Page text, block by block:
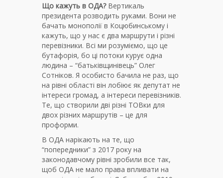
Що кажуть в ОДА? Вертикаль
президента розводить руками. Вони не
бачать монополії в Коцюбинському і
кажуть, що у нас є два маршрути і різні
перевізники. Всі ми розуміємо, що це
бутафорія, бо ці потоки курує одна
людина – “батьківщинівець” Олег
Сотніков. Я особисто бачила не раз, що
на рівні області він лобіює як депутат не
інтереси громад, а інтереси перевізників.
Те, що створили дві різні ТОВки для
двох різних маршрутів – це для
проформи.
В ОДА нарікають на те, що
“попередники” з 2017 року на
законодавчому рівні зробили все так,
щоб ОДА не мало права впливати на